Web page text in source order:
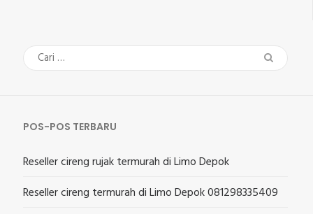
Cari
untuk:
POS-POS TERBARU
Reseller cireng rujak termurah di Limo Depok
Reseller cireng termurah di Limo Depok 081298335409